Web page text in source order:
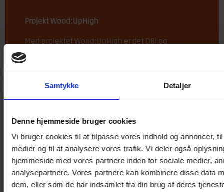
Samtykke Detaljer
Denne hjemmeside bruger cookies
Vi bruger cookies til at tilpasse vores indhold og annoncer,
medier og til at analysere vores trafik. Vi deler også
hjemmeside med vores partnere inden for sociale medier,
analysepartnere. Vores partnere kan kombinere disse data
dem, eller som de har indsamlet fra din brug af deres
Projekt Wood:UpHigh
Med projektet Wood:UpHigh er det DBI og
entreprenørvirksomheden LOGIK & CO’s ønske at
byggerier i forhold til brandsikkerheden. For
nuværende er det få biobaserede
materialesammensætninger, der er testede og
dokumenterede indenfor brandområdet og
dermed er en del af de præaccepterede løsninger.
Derfor bygges der i langt højere grad med
konventionelle og CO2-tunge materialer i dag.